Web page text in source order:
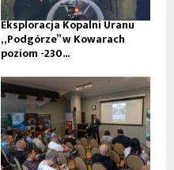
Eksploracja Kopalni Uranu
„Podgórze” w Kowarach
poziom -230...